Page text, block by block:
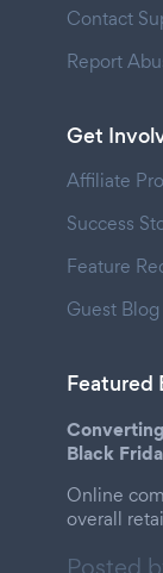
Contact
Report
Get
Affiliate
Success
Feature
Guest
Featured
Black
Online
overall